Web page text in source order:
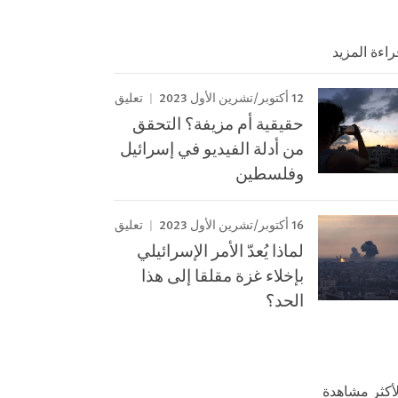
المزيد
12 أكتوبر/تشرين الأول 2023 تعليق
حقيقية أم مزيفة؟ التحقق
من أدلة الفيديو في إسرائيل
وفلسطين
16 أكتوبر/تشرين الأول 2023 تعليق
لماذا يُعدّ الأمر الإسرائيلي
بإخلاء غزة مقلقا إلى هذا
الحد؟
مشاهدة